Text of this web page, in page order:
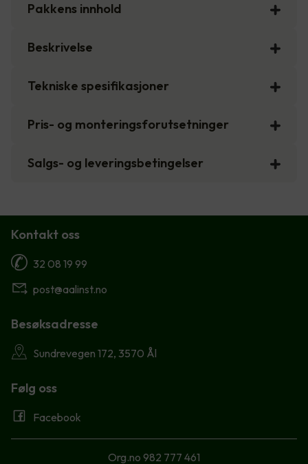
Pakkens innhold
Beskrivelse
Tekniske spesifikasjoner
Pris- og monteringsforutsetninger
Salgs- og leveringsbetingelser
Kontakt oss
32 08 19 99
post@aalinst.no
Besøksadresse
Sundrevegen 172, 3570 Ål
Følg oss
Facebook
Org.no 982 777 461